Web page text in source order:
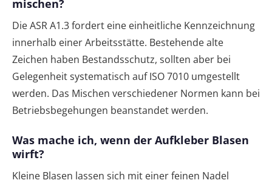
mischen?
Die ASR A1.3 fordert eine einheitliche Kennzeichnung
innerhalb einer Arbeitsstätte. Bestehende alte
Zeichen haben Bestandsschutz, sollten aber bei
Gelegenheit systematisch auf ISO 7010 umgestellt
werden. Das Mischen verschiedener Normen kann bei
Betriebsbegehungen beanstandet werden.
Was mache ich, wenn der Aufkleber Blasen
wirft?
Kleine Blasen lassen sich mit einer feinen Nadel